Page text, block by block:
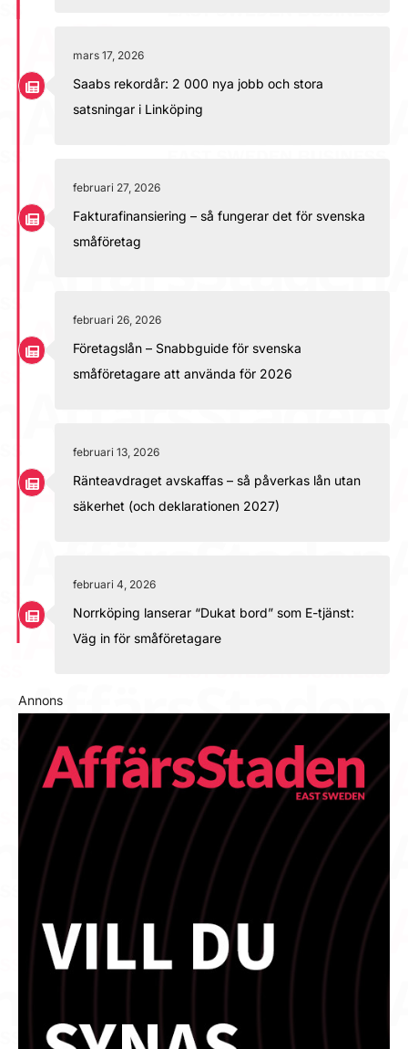
mars 17, 2026
Saabs rekordår: 2 000 nya jobb och stora
satsningar i Linköping
februari 27, 2026
Fakturafinansiering – så fungerar det för svenska
småföretag
februari 26, 2026
Företagslån – Snabbguide för svenska
småföretagare att använda för 2026
februari 13, 2026
Ränteavdraget avskaffas – så påverkas lån utan
säkerhet (och deklarationen 2027)
februari 4, 2026
Norrköping lanserar “Dukat bord” som E-tjänst:
Väg in för småföretagare
Annons